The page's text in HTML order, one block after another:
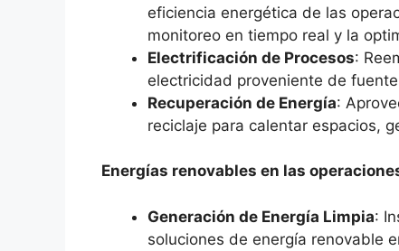
eficiencia energética de las
monitoreo en tiempo real y la
Electrificación de Procesos:
electricidad proveniente de
Recuperación de Energía:
reciclaje para calentar espacios,
Energías renovables en las
Generación de Energía Limpia:
soluciones de energía renovable